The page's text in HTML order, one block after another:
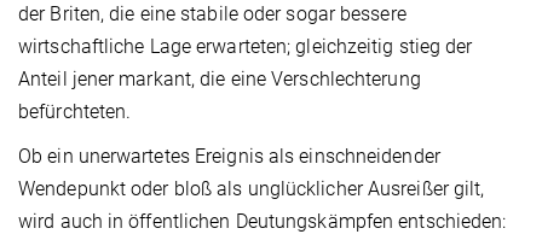
der Briten, die eine stabile oder sogar bessere
wirtschaftliche Lage erwarteten; gleichzeitig stieg der
Anteil jener markant, die eine Verschlechterung
befürchteten.
Ob ein unerwartetes Ereignis als einschneidender
Wendepunkt oder bloß als unglücklicher Ausreißer gilt,
wird auch in öffentlichen Deutungskämpfen entschieden: